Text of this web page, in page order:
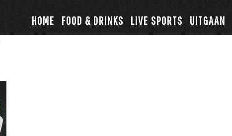
HOME FOOD & DRINKS LIVE SPORTS UITGAAN